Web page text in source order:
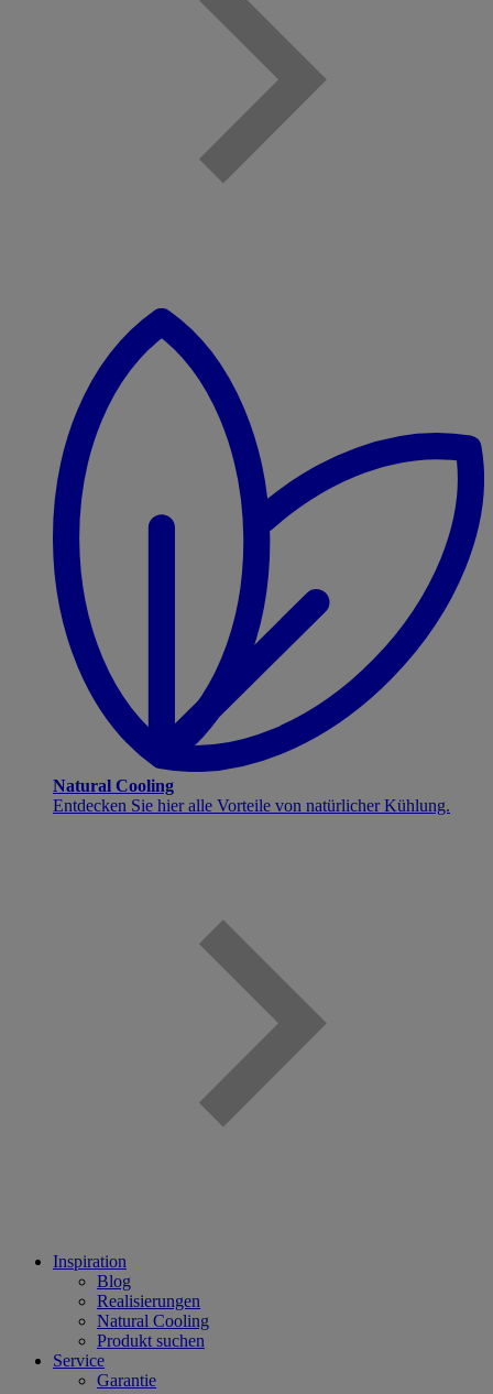
Natural Cooling
Entdecken Sie hier alle Vorteile von natürlicher Kühlung.
Inspiration
Blog
Realisierungen
Natural Cooling
Produkt suchen
Service
Garantie